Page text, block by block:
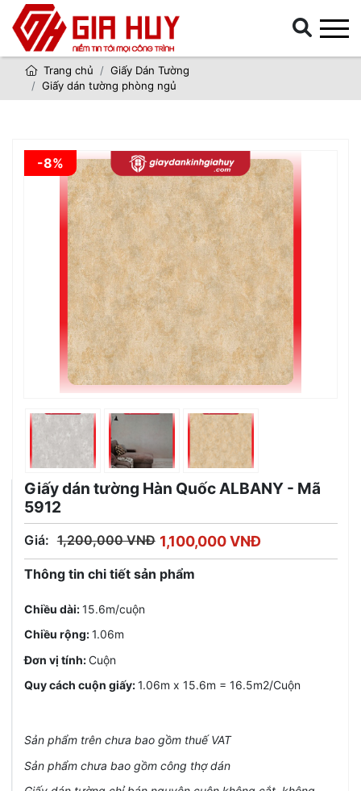
Trang chủ
Giấy Dán Tường
Giấy dán tường phòng ngủ
-8%
Giấy dán tường Hàn Quốc ALBANY - Mã
5912
Giá: 1,200,000 VNĐ 1,100,000 VNĐ
Thông tin chi tiết sản phẩm
Chiều dài:15.6m/cuộn
Chiều rộng:1.06m
Đơn vị tính:Cuộn
Quy cách cuộn giấy:1.06m x 15.6m = 16.5m2/Cuộn
Sản phẩm trên chưa bao gồm thuế VAT
Sản phẩm chưa bao gồm công thợ dán